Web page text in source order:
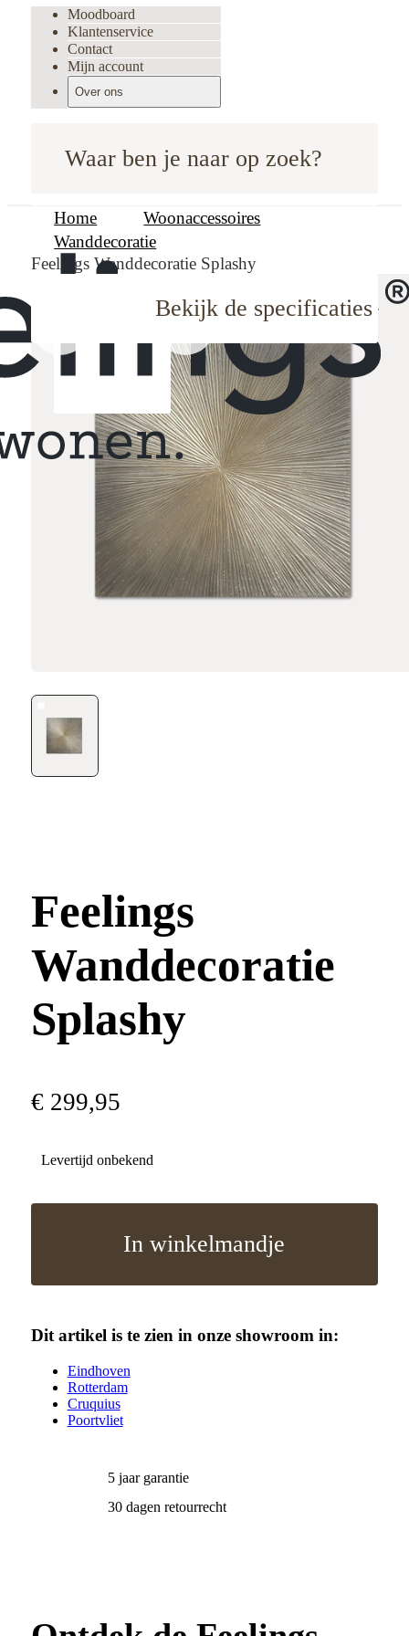
Waar ben je naar op zoek?
Moodboard
Klantenservice
Contact
Mijn account
Over ons
Home
Woonaccessoires
Wanddecoratie
Feelings Wanddecoratie Splashy
Bekijk de specificaties
Feelings
Wanddecoratie
Splashy
€ 299,95
Levertijd onbekend
In winkelmandje
Dit artikel is te zien in onze showroom in:
Eindhoven
Rotterdam
Cruquius
Poortvliet
5 jaar garantie
30 dagen retourrecht